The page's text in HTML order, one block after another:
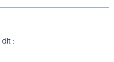
dit :